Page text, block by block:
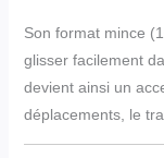
Son format mince
glisser facilement
devient ainsi un
déplacements, le